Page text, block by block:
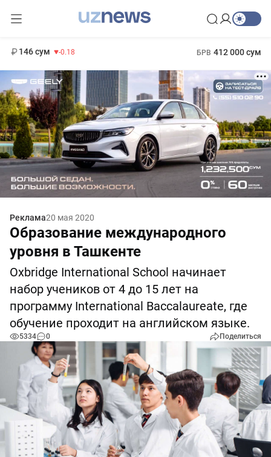
11 916 сум 28.92 МРОТ 1 271 000 сум
Реклама20 мая 2020
Образование международного
уровня в Ташкенте
Oxbridge International School начинает
набор учеников от 4 до 15 лет на
программу International Baccalaureate, где
обучение проходит на английском языке.
5334 0 Поделиться